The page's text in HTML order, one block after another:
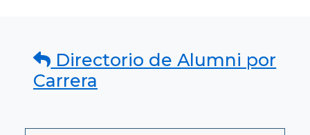
Directorio de Alumni por
Carrera